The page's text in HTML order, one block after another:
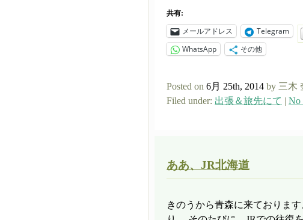
共有:
メールアドレス Telegram
WhatsApp
その他
Posted on 6月 25th, 2014 by 三木
Filed under: 出張＆旅先にて | No
ああ、JR北海道
きのうから青森に来ておりま